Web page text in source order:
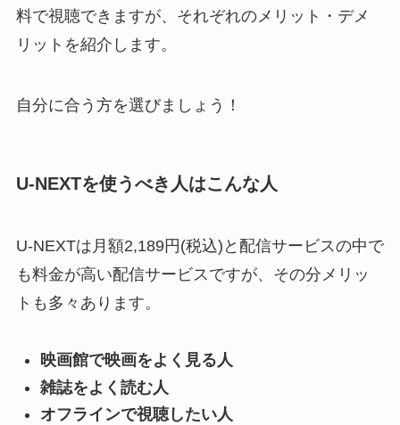
料で視聴できますが、それぞれのメリット・デメ
リットを紹介します。
自分に合う方を選びましょう！
U-NEXTを使うべき人はこんな人
U-NEXTは月額2,189円(税込)と配信サービスの中で
も料金が高い配信サービスですが、その分メリッ
トも多々あります。
映画館で映画をよく見る人
雑誌をよく読む人
オフラインで視聴したい人